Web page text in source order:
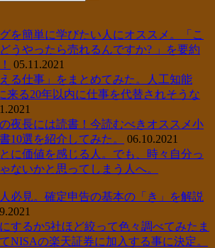
を簡単に学びたい人にオススメ。「こ
うやったら売れるんですか? 」を要約
05.11.2021
える仕事」をまとめてみた。人工知能
来る20年以内に仕事を代替されそうな
夜長には読書！今読むべきオススメ小
10選を紹介してみた。
06.10.2021
に価値を感じる人。でも、時々自分っ
ないかと思ってしまう人へ。
必見。確定申告の基本の「き」を解説
するか5社ほど絞って色々調べてみたま
NISAの楽天証券に加入する事に決定。